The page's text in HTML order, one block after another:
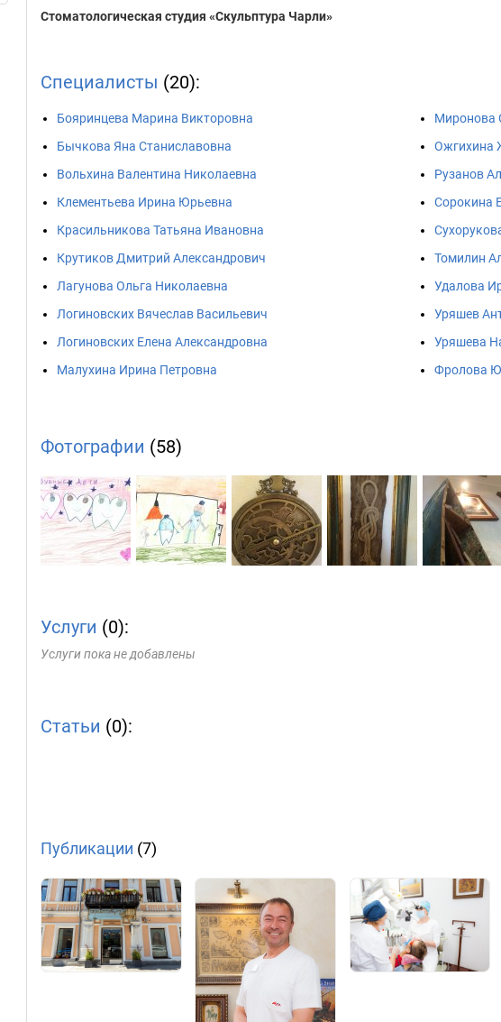
Стоматологическая студия «Скульптура Чарли»
Специалисты (20):
Бояринцева Марина Викторовна
Бычкова Яна Станиславовна
Вольхина Валентина Николаевна
Клементьева Ирина Юрьевна
Красильникова Татьяна Ивановна
Крутиков Дмитрий Александрович
Лагунова Ольга Николаевна
Логиновских Вячеслав Васильевич
Логиновских Елена Александровна
Малухина Ирина Петровна
Миронова
Ожгихина
Рузанов
Сорокина
Томилин
Удалова
Уряшев
Уряшева
Фролова
Фотографии (58)
Услуги (0):
Услуги пока не добавлены
Статьи (0):
Публикации (7)